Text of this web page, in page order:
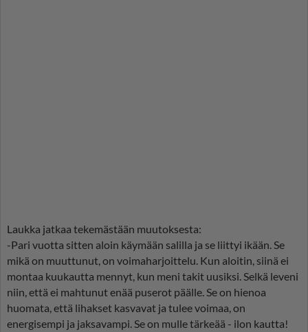
Laukka jatkaa tekemästään muutoksesta:
-Pari vuotta sitten aloin käymään salilla ja se liittyi ikään. Se
mikä on muuttunut, on voimaharjoittelu. Kun aloitin, siinä ei
montaa kuukautta mennyt, kun meni takit uusiksi. Selkä leveni
niin, että ei mahtunut enää puserot päälle. Se on hienoa
huomata, että lihakset kasvavat ja tulee voimaa, on
energisempi ja jaksavampi. Se on mulle tärkeää - ilon kautta!